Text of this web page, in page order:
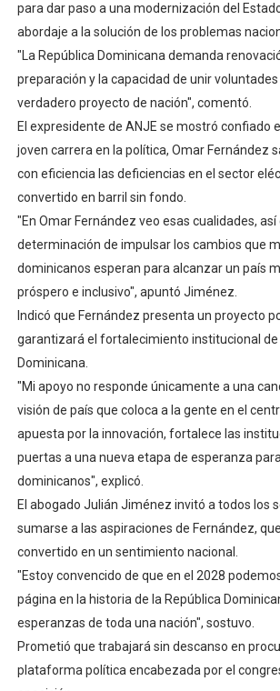
PRM escogerá este domingo su
Candidato a presidente del Colegio
Digecac realizará Primer Festival de
para dar paso a una modernización del
abordaje a la solución de los problemas
"La República Dominicana demanda
preparación y la capacidad de unir
verdadero proyecto de nación", comentó.
El expresidente de ANJE se mostró confiado
joven carrera en la política, Omar Fernández
con eficiencia las deficiencias en el sector
convertido en barril sin fondo.
"En Omar Fernández veo esas cualidades, así
determinación de impulsar los cambios que
dominicanos esperan para alcanzar un país
próspero e inclusivo", apuntó Jiménez.
Indicó que Fernández presenta un proyecto
garantizará el fortalecimiento institucional de
Dominicana.
"Mi apoyo no responde únicamente a una
visión de país que coloca a la gente en el
apuesta por la innovación, fortalece las
puertas a una nueva etapa de esperanza
dominicanos", explicó.
El abogado Julián Jiménez invitó a todos los
sumarse a las aspiraciones de Fernández,
convertido en un sentimiento nacional.
"Estoy convencido de que en el 2028
página en la historia de la República
esperanzas de toda una nación", sostuvo.
Prometió que trabajará sin descanso en
plataforma política encabezada por el